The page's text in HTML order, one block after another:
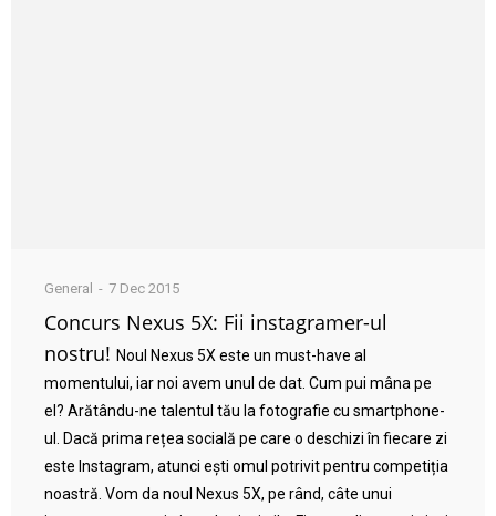
General 7 Dec 2015
Concurs Nexus 5X: Fii instagramer-ul
nostru! Noul Nexus 5X este un must-have al
momentului, iar noi avem unul de dat. Cum pui mâna pe
el? Arătându-ne talentul tău la fotografie cu smartphone-
ul. Dacă prima rețea socială pe care o deschizi în fiecare zi
este Instagram, atunci ești omul potrivit pentru competiția
noastră. Vom da noul Nexus 5X, pe rând, câte unui